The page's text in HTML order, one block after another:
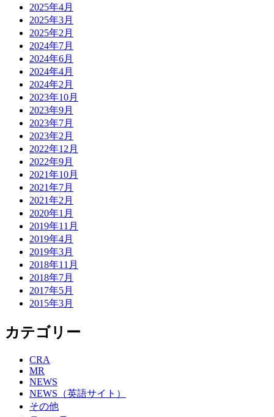
2025年4月
2025年3月
2025年2月
2024年7月
2024年6月
2024年4月
2024年2月
2023年10月
2023年9月
2023年7月
2023年2月
2022年12月
2022年9月
2021年10月
2021年7月
2021年2月
2020年1月
2019年11月
2019年4月
2019年3月
2018年11月
2018年7月
2017年5月
2015年3月
カテゴリー
CRA
MR
NEWS
NEWS（英語サイト）
その他